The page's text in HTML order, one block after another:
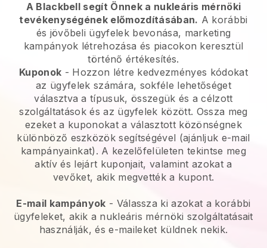
A Blackbell segít Önnek a nukleáris mérnöki
tevékenységének előmozdításában. A korábbi
és jövőbeli ügyfelek bevonása, marketing
kampányok létrehozása és piacokon keresztül
történő értékesítés.
Kuponok - Hozzon létre kedvezményes kódokat
az ügyfelek számára, sokféle lehetőséget
választva a típusuk, összegük és a célzott
szolgáltatások és az ügyfelek között. Ossza meg
ezeket a kuponokat a választott közönségnek
különböző eszközök segítségével (ajánljuk e-mail
kampányainkat). A kezelőfelületen tekintse meg
aktív és lejárt kuponjait, valamint azokat a
vevőket, akik megvették a kupont.
E-mail kampányok - Válassza ki azokat a korábbi
ügyfeleket, akik a nukleáris mérnöki szolgáltatásait
használják, és e-maileket küldnek nekik.